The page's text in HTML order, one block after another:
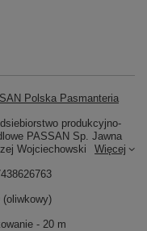
Polska Pasmanteria
produkcyjno-
PASSAN Sp. Jawna
Wojciechowski
Więcej
(oliwkowy)
- 20 m